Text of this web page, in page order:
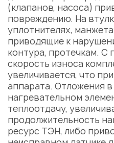
(клапанов, насоса)
повреждению. На
уплотнителях,
приводящие к
контура, протечкам. С
скорость износа
увеличивается, что
аппарата. Отложения в
нагревательном
теплоотдачу,
продолжительность
ресурс ТЭН, либо